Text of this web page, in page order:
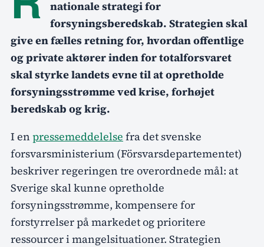
nationale strategi for
forsyningsberedskab. Strategien skal
give en fælles retning for, hvordan offentlige
og private aktører inden for totalforsvaret
skal styrke landets evne til at opretholde
forsyningsstrømme ved krise, forhøjet
beredskab og krig.
I en pressemeddelelse fra det svenske
forsvarsministerium (Försvarsdepartementet)
beskriver regeringen tre overordnede mål: at
Sverige skal kunne opretholde
forsyningsstrømme, kompensere for
forstyrrelser på markedet og prioritere
ressourcer i mangelsituationer. Strategien